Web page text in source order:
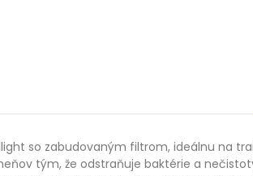
so zabudovaným filtrom, ideálnu na
tým, že odstraňuje baktérie a